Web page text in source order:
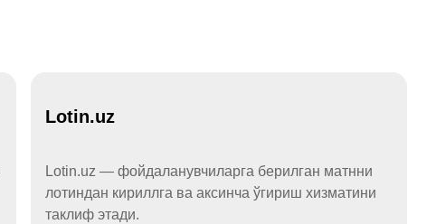
Lotin.uz
Lotin.uz — фойдаланувчиларга берилган матнни
лотиндан кириллга ва аксинча ўгириш хизматини
таклиф этади.